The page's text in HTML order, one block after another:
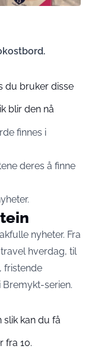
du bruker disse
blir den nå
finnes i
deres å finne
nyheter. Fra
hverdag, til
fristende
serien.
slik kan du få
fra 10.